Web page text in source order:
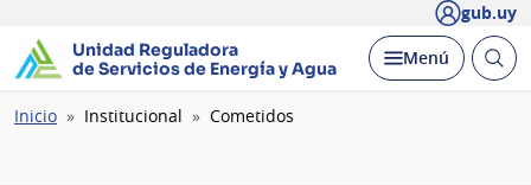
gub.uy
Unidad Reguladora
de Servicios de Energía y Agua
Desplegar
Menú Abrir
Ruta
Inicio Institucional Cometidos